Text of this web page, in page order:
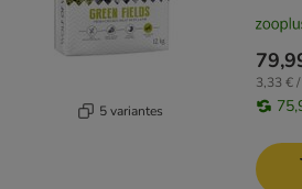
5 variantes
3,33 €